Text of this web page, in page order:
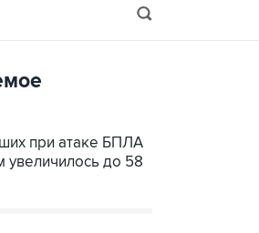
при атаке БПЛА
увеличилось до 58